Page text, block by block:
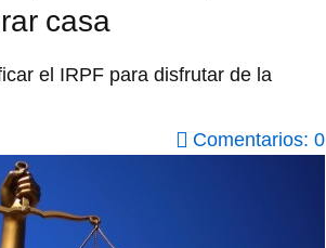
casa
el IRPF para disfrutar de la
Comentarios: 0